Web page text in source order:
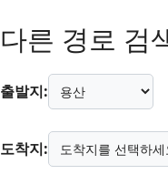
다른 경로 검
출발지:
도착지: